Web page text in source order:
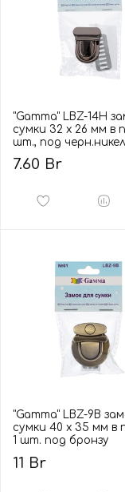
"Gamma" LBZ-14H
сумки 32 х 26 мм в
шт., под
7.60 Br
"Gamma" LBZ-9B
сумки 40 х 35 мм в
1 шт. под бронзу
11 Br